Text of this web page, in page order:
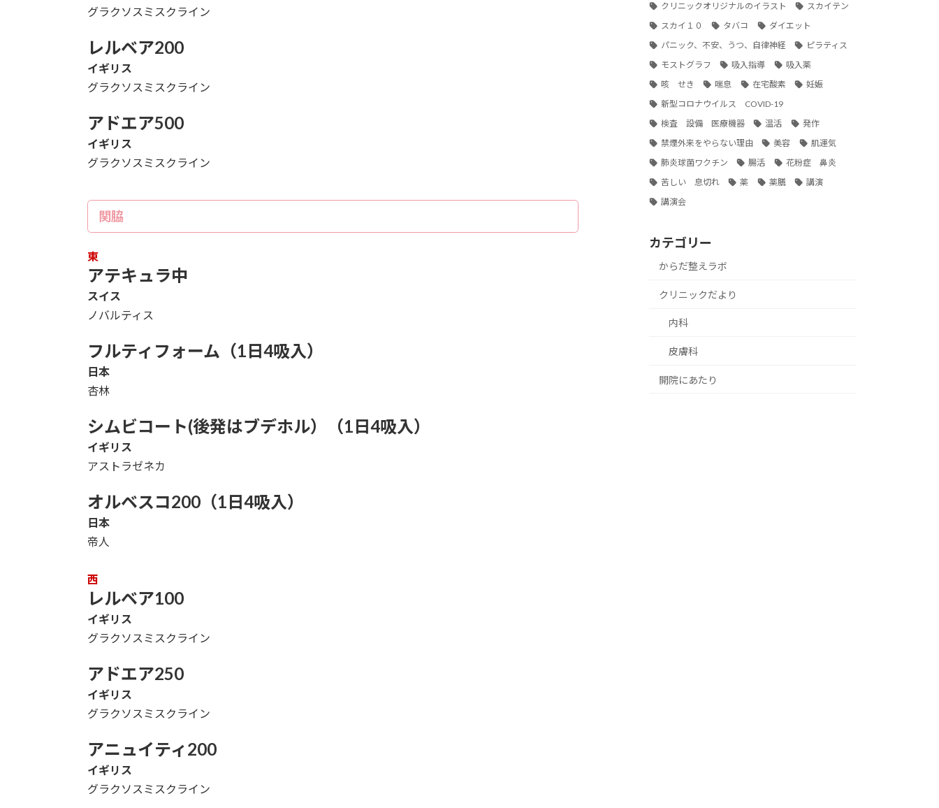
グラクソスミスクライン
レルベア200
イギリス
グラクソスミスクライン
アドエア500
イギリス
グラクソスミスクライン
関脇
東
アテキュラ中
スイス
ノバルティス
フルティフォーム（1日4吸入）
日本
杏林
シムビコート(後発はブデホル）（1日4吸入）
イギリス
アストラゼネカ
オルベスコ200（1日4吸入）
日本
帝人
西
レルベア100
イギリス
グラクソスミスクライン
アドエア250
イギリス
グラクソスミスクライン
アニュイティ200
イギリス
グラクソスミスクライン
クリニックオリジナルのイラスト
スカイテン
スカイ１０
タバコ
ダイエット
パニック、不安、うつ、自律神経
ピラティス
モストグラフ
吸入指導
吸入薬
咳 せき
喘息 在宅酸素
妊娠
新型コロナウイルス COVID-19
検査 設備 医療機器
温活
発作
禁煙外来をやらない理由
美容
肌運気
肺炎球菌ワクチン
腸活
花粉症 鼻炎
苦しい 息切れ
薬 薬膳
講演
講演会
カテゴリー
からだ整えラボ
クリニックだより
内科
皮膚科
開院にあたり